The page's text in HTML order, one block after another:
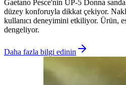
Gaetano Pesce'nin UP-5 Donna
düzey konforuyla dikkat çekiyor.
kullanıcı deneyimini etkiliyor. Ürün,
dengeliyor.
Daha fazla bilgi edinin